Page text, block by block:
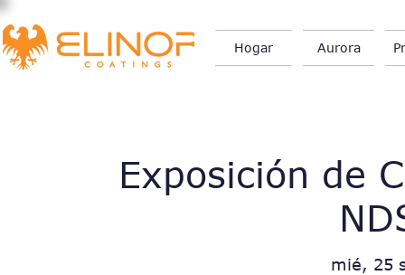
Hogar Aurora
Exposición de
mié, 25